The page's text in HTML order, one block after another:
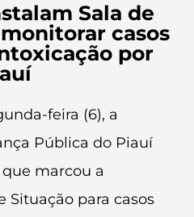
Sala de
casos
por
feira (6), a
Pública do Piauí
marcou a
Situação para casos